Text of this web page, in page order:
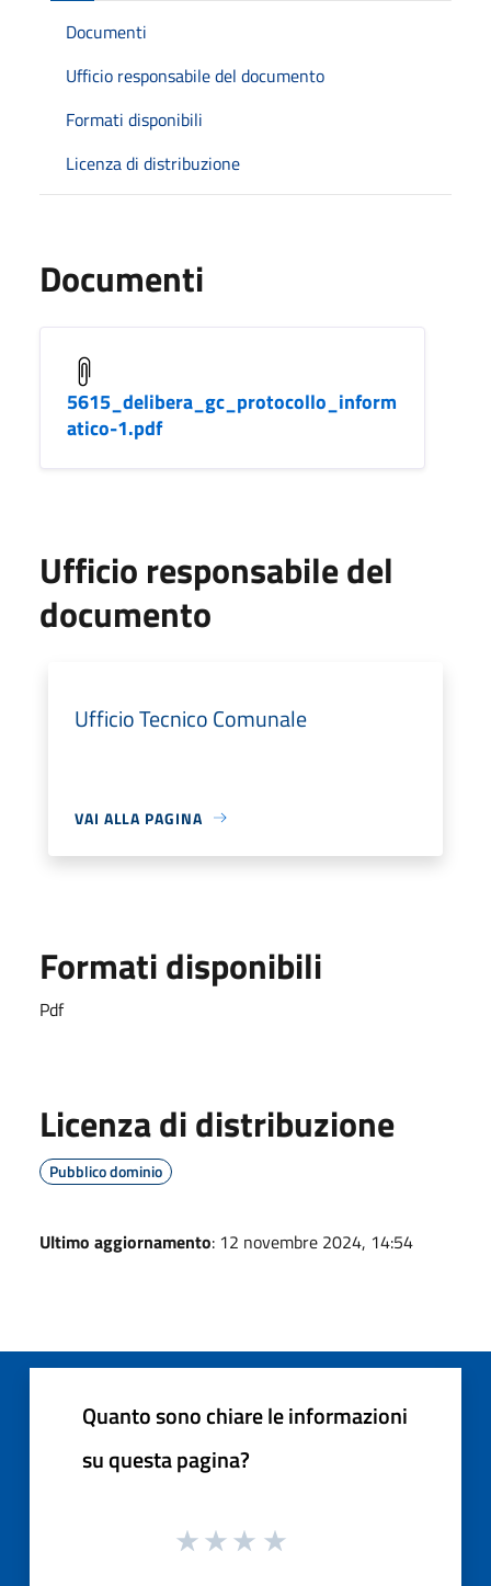
Documenti
Ufficio responsabile del documento
Formati disponibili
Licenza di distribuzione
Documenti
5615_delibera_gc_protocollo_inform
atico-1.pdf
Ufficio responsabile del
documento
Ufficio Tecnico Comunale
VAI ALLA PAGINA
Formati disponibili
Pdf
Licenza di distribuzione
Pubblico dominio
Ultimo aggiornamento: 12 novembre 2024, 14:54
Quanto sono chiare le informazioni
su questa pagina?